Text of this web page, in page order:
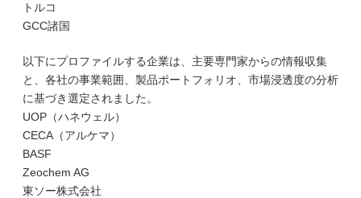
トルコ
GCC諸国
以下にプロファイルする企業は、主要専門家からの情報収集
と、各社の事業範囲、製品ポートフォリオ、市場浸透度の分析
に基づき選定されました。
UOP（ハネウェル）
CECA（アルケマ）
BASF
Zeochem AG
東ソー株式会社